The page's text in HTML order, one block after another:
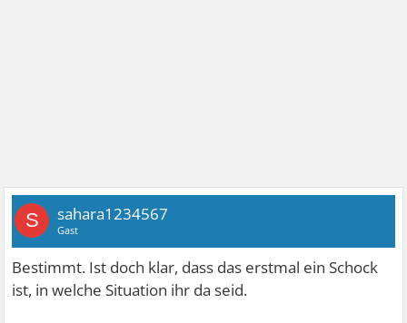
S sahara1234567
Gast
Bestimmt. Ist doch klar, dass das erstmal ein Schock
ist, in welche Situation ihr da seid.